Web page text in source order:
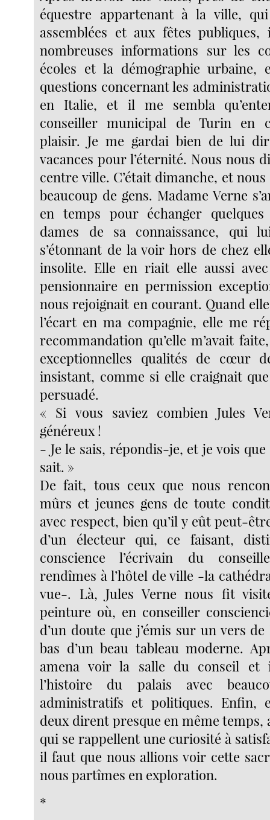
équestre appartenant à la ville,
assemblées et aux fêtes
nombreuses informations sur les
écoles et la démographie urbaine,
questions concernant les
en Italie, et il me sembla
conseiller municipal de Turin en
plaisir. Je me gardai bien de lui
vacances pour l’éternité. Nous nous
centre ville. C’était dimanche, et
beaucoup de gens. Madame Verne
en temps pour échanger
dames de sa connaissance, qui
s’étonnant de la voir hors de chez
insolite. Elle en riait elle aussi avec
pensionnaire en permission
nous rejoignait en courant. Quand
l’écart en ma compagnie, elle me
recommandation qu’elle m’avait
exceptionnelles qualités de cœur
insistant, comme si elle craignait
persuadé.
« Si vous saviez combien Jules
généreux !
- Je le sais, répondis-je, et je vois
sait. »
De fait, tous ceux que nous
mûrs et jeunes gens de toute
avec respect, bien qu’il y eût peut-
d’un électeur qui, ce faisant,
conscience l’écrivain du
rendîmes à l’hôtel de ville -la
vue-. Là, Jules Verne nous fit
peinture où, en conseiller
d’un doute que j’émis sur un vers
bas d’un beau tableau moderne.
amena voir la salle du conseil et
l’histoire du palais avec
administratifs et politiques. Enfin,
deux dirent presque en même temps,
qui se rappellent une curiosité à
il faut que nous allions voir cette
nous partîmes en exploration.
*